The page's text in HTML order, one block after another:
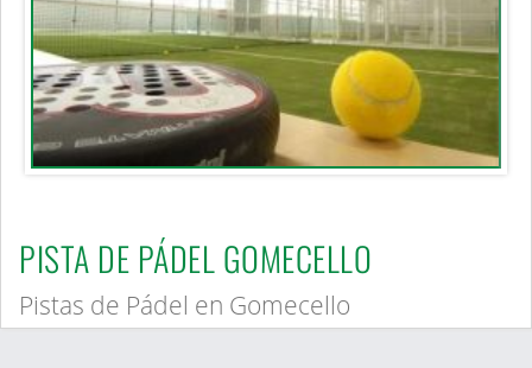
PISTA DE PÁDEL GOMECELLO
Pistas de Pádel en Gomecello